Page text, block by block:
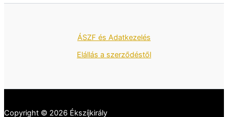
ÁSZF és Adatkezelés
Elállás a szerződéstől
Copyright © 2026 Ékszíjkirály